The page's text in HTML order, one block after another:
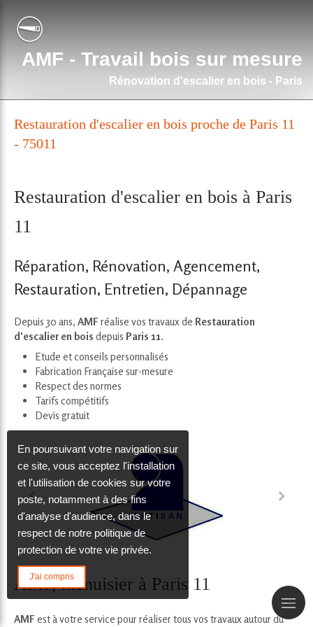
AMF - Travail bois sur mesure
Rénovation d'escalier en bois - Paris
Restauration d'escalier en bois proche de Paris 11
- 75011
Restauration d'escalier en bois à Paris
11
Réparation, Rénovation, Agencement,
Restauration, Entretien, Dépannage
Depuis 30 ans, AMF réalise vos travaux de Restauration
d'escalier en bois depuis Paris 11.
Etude et conseils personnalisés
Fabrication Française sur-mesure
Respect des normes
Tarifs compétitifs
Devis gratuit
AMF, menuisier à Paris 11
AMF est à votre service pour réaliser tous vos travaux autour du
En poursuivant votre navigation sur
ce site, vous acceptez l'installation
et l'utilisation de cookies sur votre
poste, notamment à des fins
d'analyse d'audience, dans le
respect de notre politique de
protection de votre vie privée.
J'ai compris